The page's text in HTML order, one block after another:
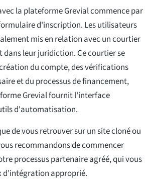
la plateforme Grevial commence par
d'inscription. Les utilisateurs
mis en relation avec un courtier
leur juridiction. Ce courtier se
du compte, des vérifications
et du processus de financement,
Grevial fournit l'interface
d'automatisation.
de vous retrouver sur un site cloné ou
recommandons de commencer
processus partenaire agréé, qui vous
d'intégration approprié.